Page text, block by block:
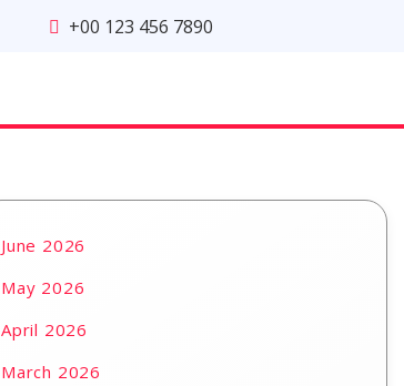
+00 123 456 7890
June 2026
May 2026
April 2026
March 2026